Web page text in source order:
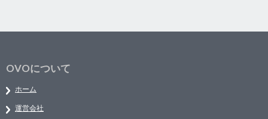
OVOについて
ホーム
運営会社